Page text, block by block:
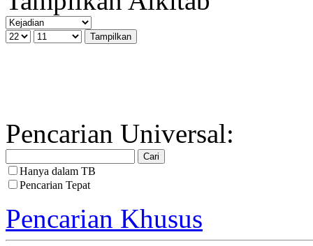
Pencarian Universal:
Hanya dalam TB
Pencarian Tepat
Pencarian Khusus